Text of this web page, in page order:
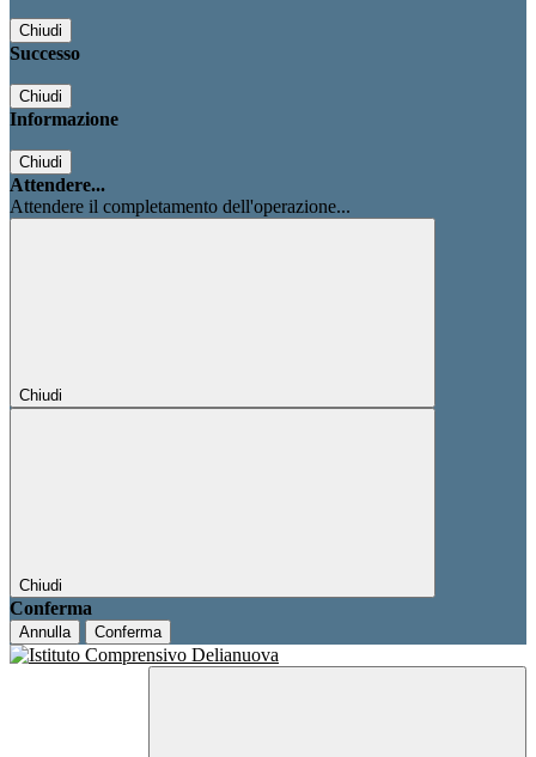
Chiudi
Successo
Chiudi
Informazione
Chiudi
Attendere...
Attendere il completamento dell'operazione...
Chiudi
Chiudi
Conferma
Annulla Conferma